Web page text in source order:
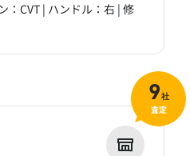
：CVT | ハンドル：右 | 修
9社
査定